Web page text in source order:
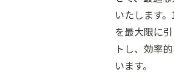
いたします
を最大限に
トし、効率
います。